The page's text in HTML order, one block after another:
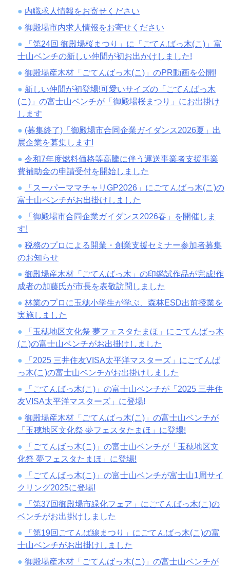
内職求人情報をお寄せください
御殿場市内求人情報をお寄せください
「第24回 御殿場桜まつり」に「ごてんばっ木(こ)」富
士山ベンチの新しい仲間が初お出かけしました!
御殿場産木材「ごてんばっ木(こ)」のPR動画を公開!
新しい仲間が初登場!可愛いサイズの「ごてんばっ木
(こ)」の富士山ベンチが「御殿場桜まつり」にお出掛け
します
(募集終了)「御殿場市合同企業ガイダンス2026夏」出
展企業を募集します!
令和7年度燃料価格等高騰に伴う運送事業者支援事業
費補助金の申請受付を開始しました
「スーパーママチャリGP2026」にごてんばっ木(こ)の
富士山ベンチがお出掛けしました
「御殿場市合同企業ガイダンス2026春」を開催しま
す!
税務のプロによる開業・創業支援セミナー参加者募集
のお知らせ
御殿場産木材「ごてんばっ木」の印鑑試作品が完成!作
成者の加藤氏が市長を表敬訪問しました
林業のプロに玉穂小学生が学ぶ、森林ESD出前授業を
実施しました
「玉穂地区文化祭 夢フェスタたまほ」にごてんばっ木
(こ)の富士山ベンチがお出掛けしました
「2025 三井住友VISA太平洋マスターズ」にごてんば
っ木(こ)の富士山ベンチがお出掛けしました
「ごてんばっ木(こ)」の富士山ベンチが「2025 三井住
友VISA太平洋マスターズ」に登場!
御殿場産木材「ごてんばっ木(こ)」の富士山ベンチが
「玉穂地区文化祭 夢フェスタたまほ」に登場!
「ごてんばっ木(こ)」の富士山ベンチが「玉穂地区文
化祭 夢フェスタたまほ」に登場!
「ごてんばっ木(こ)」の富士山ベンチが富士山1周サイ
クリング2025に登場!
「第37回御殿場市緑化フェア」にごてんばっ木(こ)の
ベンチがお出掛けしました
「第19回ごてんば線まつり」にごてんばっ木(こ)の富
士山ベンチがお出掛けしました
御殿場産木材「ごてんばっ木(こ)」の富士山ベンチが